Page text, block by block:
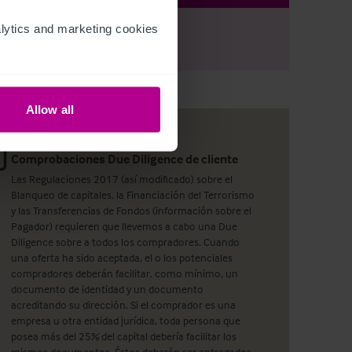
and marketing cookies
Allow all
Comprobaciones Due Diligence de cliente
Las Regulaciones 2017 (así modificado) sobre el
Blanqueo de capitales, la Financiación del Terrorismo
y las Transferencias de Fondos (información sobre el
Pagador) requieren que llevemos a cabo una Due
Diligence sobre a todos los compradores. Cuando
una oferta ha sido aceptada, el o los potenciales
compradores deberán facilitar, como mínimo, un
documento de identidad y un documento
acreditando su dirección. Si el comprador es una
empresa u otra entidad jurídica, toda persona que
posea más del 25% del capital debería facilitar los